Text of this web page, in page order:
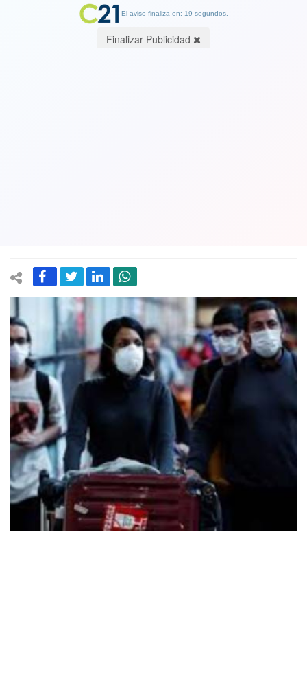
El aviso finaliza en: 19 segundos.
Finalizar Publicidad